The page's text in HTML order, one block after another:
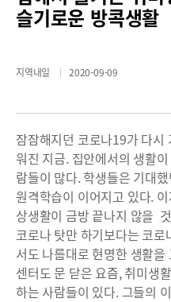
슬기로운 방콕생활
지역내일 2020-09-09
잠잠해지던 코로나19가 다시
워진 지금. 집안에서의 생활
람들이 많다. 학생들은 기대
원격학습이 이어지고 있다.
상생활이 금방 끝나지 않을
코로나 탓만 하기보다는 코
서도 나름대로 현명한 생활
센터도 문 닫은 요즘, 취미생
하는 사람들이 있다. 그들의